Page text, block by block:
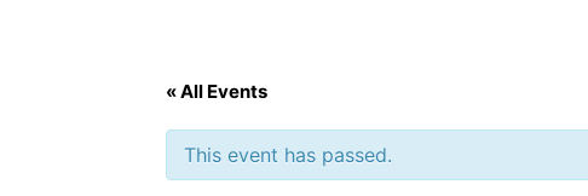
« All Events
This event has passed.